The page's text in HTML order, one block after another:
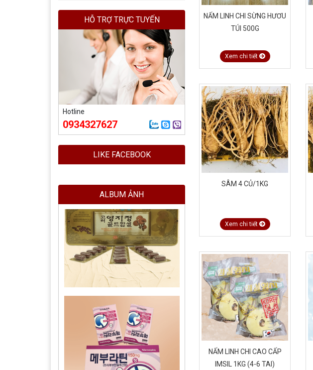
NẤM LINH CHI SỪNG HƯƠU
TÚI 500G
Xem chi tiết
SÂM 4 CỦ/1KG
Xem chi tiết
NẤM LINH CHI CAO CẤP
IMSIL 1KG (4-6 TAI)
HỖ TRỢ TRỰC TUYẾN
Hotline
0934327627
LIKE FACEBOOK
ALBUM ẢNH